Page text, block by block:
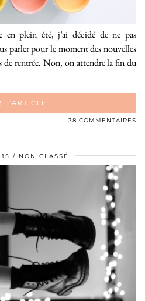
en plein été, j’ai décidé de ne pas
parler pour le moment des nouvelles
de rentrée. Non, on attendre la fin du
L’ARTICLE
38 COMMENTAIRES
NON CLASSÉ